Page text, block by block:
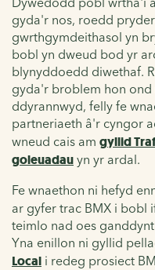
gyda'r nos, roedd
gwrthgymdeithasol yn
bobl yn dweud bod yr
blynyddoedd diwethaf.
gyda'r broblem hon
ddyrannwyd, felly fe
partneriaeth â'r cyngor
wneud cais am gyllid
goleuadau yn yr ardal.
Fe wnaethon ni hefyd
ar gyfer trac BMX i bobl
teimlo nad oes
Yna enillon ni gyllid
Local i redeg prosiect